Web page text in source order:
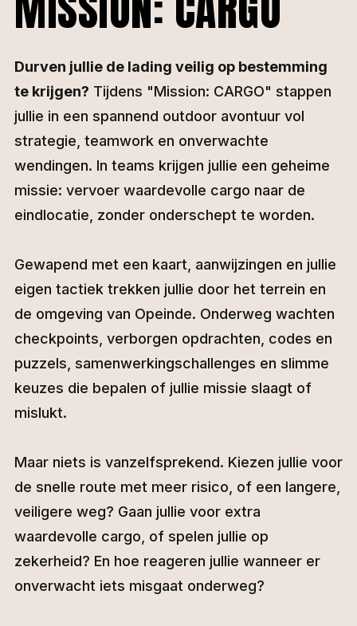
Durven jullie de lading veilig op bestemming
te krijgen? Tijdens "Mission: CARGO" stappen
jullie in een spannend outdoor avontuur vol
strategie, teamwork en onverwachte
wendingen. In teams krijgen jullie een geheime
missie: vervoer waardevolle cargo naar de
eindlocatie, zonder onderschept te worden.
Gewapend met een kaart, aanwijzingen en jullie
eigen tactiek trekken jullie door het terrein en
de omgeving van Opeinde. Onderweg wachten
checkpoints, verborgen opdrachten, codes en
puzzels, samenwerkingschallenges en slimme
keuzes die bepalen of jullie missie slaagt of
mislukt.
Maar niets is vanzelfsprekend. Kiezen jullie voor
de snelle route met meer risico, of een langere,
veiligere weg? Gaan jullie voor extra
waardevolle cargo, of spelen jullie op
zekerheid? En hoe reageren jullie wanneer er
onverwacht iets misgaat onderweg?